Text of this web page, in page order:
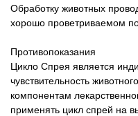
Обработку животных
хорошо проветриваемом
Противопоказания
Цикло Спрея является
чувствительность
компонентам
применять цикл спрей на